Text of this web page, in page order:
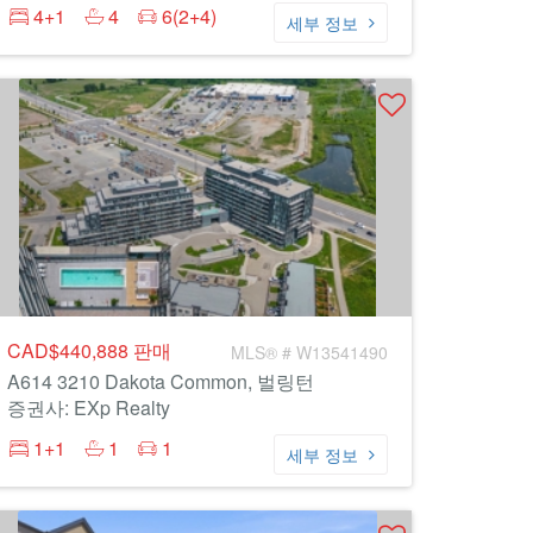
4+1 4 6(2+4) 세부 정보
CAD$440,888 판매 MLS® # W13541490
A614 3210 Dakota Common, 벌링턴
증권사: EXp Realty
1+1
1 1 세부 정보